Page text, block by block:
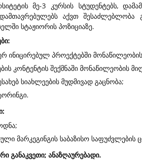
მე-3 კურსის სტუდენტებს,
აქვთ
სტაჟიორის პოზიციაზე.
ინიცირებულ პროექტებში
კონტენტის შექმნაში მონაწილეობის
სიახლეების მუდმივად გაცნობა;
მარკეგინგის საბაზისო საფუძვლების
განაკვეთი; ანაზღაურებადი.